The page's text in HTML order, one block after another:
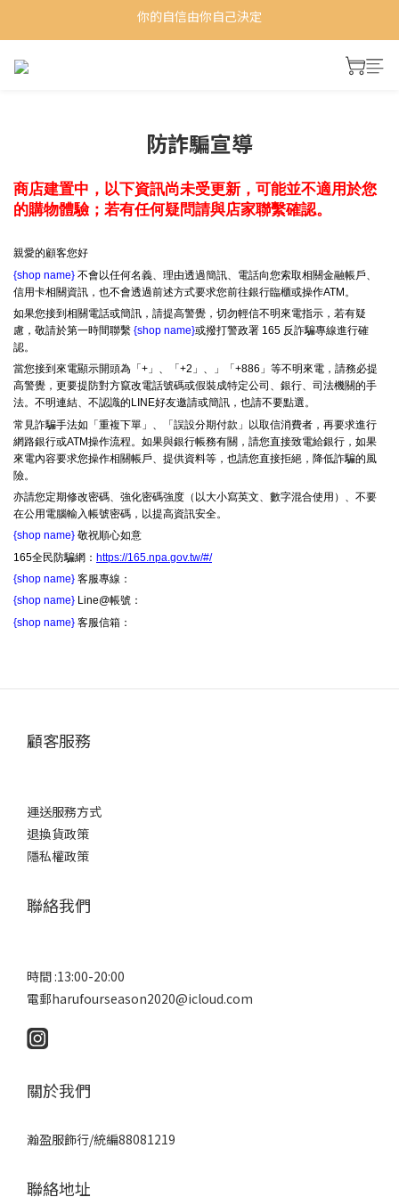
你的自信由你自己決定
你的自信由你自己決定
你的自信由你自己決定
防詐騙宣導
商店建置中，以下資訊尚未受更新，可能並不適用於您
的購物體驗；若有任何疑問請與店家聯繫確認。
親愛的顧客您好
{shop name} 不會以任何名義、理由透過簡訊、電話向您索取相關金融帳戶、
信用卡相關資訊，也不會透過前述方式要求您前往銀行臨櫃或操作ATM。
如果您接到相關電話或簡訊，請提高警覺，切勿輕信不明來電指示，若有疑
慮，敬請於第一時間聯繫 {shop name}或撥打警政署 165 反詐騙專線進行確
認。
當您接到來電顯示開頭為「+」、「+2」、」「+886」等不明來電，請務必提
高警覺，更要提防對方竄改電話號碼或假裝成特定公司、銀行、司法機關的手
法。不明連結、不認識的LINE好友邀請或簡訊，也請不要點選。
常見詐騙手法如「重複下單」、「誤設分期付款」以取信消費者，再要求進行
網路銀行或ATM操作流程。如果與銀行帳務有關，請您直接致電給銀行，如果
來電內容要求您操作相關帳戶、提供資料等，也請您直接拒絕，降低詐騙的風
險。
亦請您定期修改密碼、強化密碼強度（以大小寫英文、數字混合使用）、不要
在公用電腦輸入帳號密碼，以提高資訊安全。
{shop name} 敬祝順心如意
165全民防騙網： https://165.npa.gov.tw/#/
{shop name} 客服專線：
{shop name} Line@帳號：
{shop name} 客服信箱：
顧客服務
運送服務方式
退換貨政策
隱私權政策
聯絡我們
時間 :13:00-20:00
電郵harufourseason2020@icloud.com
關於我們
瀚盈服飾行/統編88081219
聯絡地址